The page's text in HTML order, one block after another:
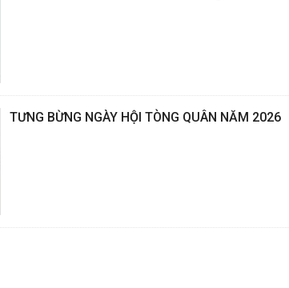
TƯNG BỪNG NGÀY HỘI TÒNG QUÂN NĂM 2026